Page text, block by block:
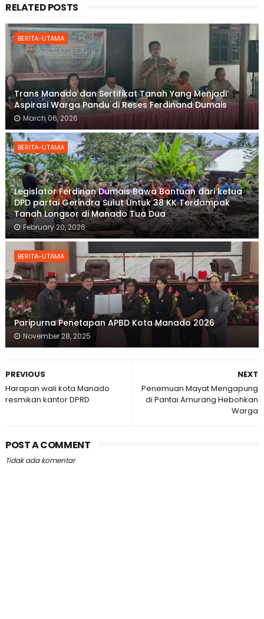
RELATED POSTS
BERITA-UTAMA
Trans Manado dan Sertifikat Tanah Yang Menjadi
Aspirasi Warga Pandu di Reses Ferdinand Dumais
March 06, 2026
BERITA-UTAMA
Legislator Ferdinan Dumais Bawa Bantuan dari ketua
DPD partai Gerindra Sulut Untuk 38 KK Terdampak
Tanah Longsor di Manado Tua Dua
February 20, 2026
BERITA-UTAMA
Paripurna Penetapan APBD Kota Manado 2026
November 28, 2025
NEXT
Penemuan Mayat Mengapung
di Pantai Amurang Hebohkan
Warga
PREVIOUS
Harapan wali kota Manado
resmikan kantor DPRD
POST A COMMENT
Tidak ada komentar